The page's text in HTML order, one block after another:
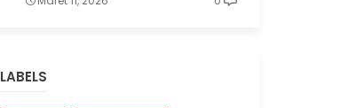
LABELS